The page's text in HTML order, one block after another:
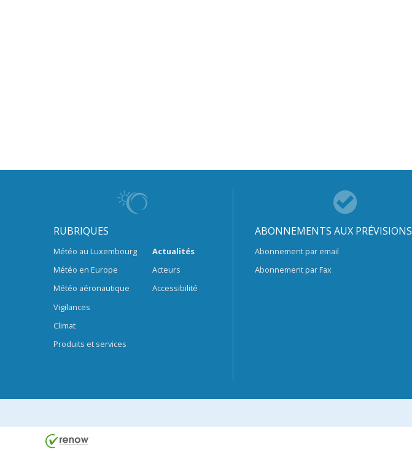
RUBRIQUES
Météo au Luxembourg
Météo en Europe
Météo aéronautique
Vigilances
Climat
Produits et services
Actualités
Acteurs
Accessibilité
ABONNEMENTS AUX PRÉVISIONS
Abonnement par email
Abonnement par Fax